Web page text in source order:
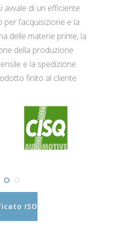
avvale di un efficiente
l’acquisizione e la
delle materie prime, la
della produzione
e la spedizione
finito al cliente.
ISO